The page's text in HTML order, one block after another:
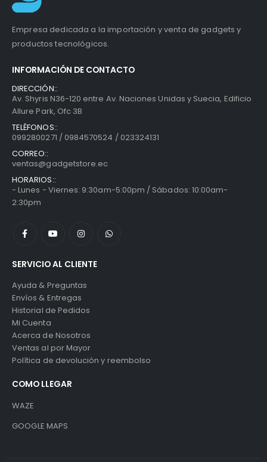
Empresa dedicada a la importación y venta de gadgets y
productos tecnológicos.
INFORMACIÓN DE CONTACTO
DIRECCIÓN::
Av. Shyris N36-120 entre Av. Naciones Unidas y Suecia, Edificio
Allure Park, Ofc 3B
TELÉFONOS::
0992800271 / 0984570524 / 023324131
CORREO::
ventas@gadgetstore.ec
HORARIOS::
- Lunes - Viernes: 9:30am-5:00pm / Sábados: 10:00am-
2:30pm
SERVICIO AL CLIENTE
Ayuda & Preguntas
Envíos & Entregas
Historial de Pedidos
Mi Cuenta
Acerca de Nosotros
Ventas al por Mayor
Política de devolución y reembolso
COMO LLEGAR
WAZE
GOOGLE MAPS